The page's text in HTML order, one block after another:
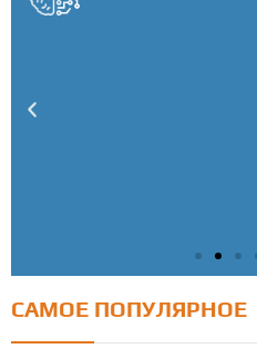
Тест: Как я
САМОЕ ПОПУЛЯРНОЕ